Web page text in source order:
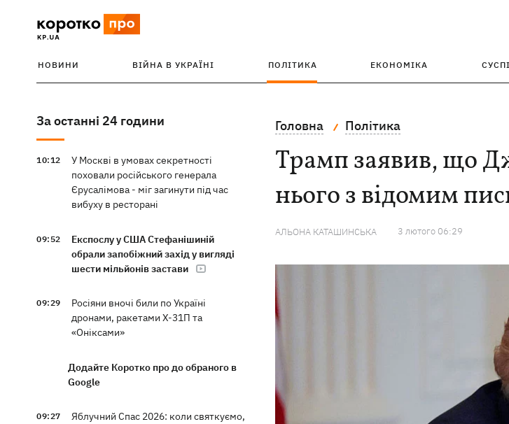
НОВИНИ ВІЙНА В УКРАЇНІ ПОЛІТИКА ЕКОНОМІКА
За останні 24 години
10:12
У Москві в умовах секретності
поховали російського генерала
Єрусалімова - міг загинути під час
вибуху в ресторані
09:52
Експослу у США Стефанішиній
обрали запобіжний захід у вигляді
шести мільйонів застави
09:29
Росіяни вночі били по Україні
дронами, ракетами Х-31П та
«Оніксами»
Додайте Коротко про до обраного в
Google
09:27
Яблучний Спас 2026: коли святкуємо,
Головна Політика
Трамп заявив, що
нього з відомим
АЛЬОНА КАТАШИНСЬКА 3 лютого 06:29